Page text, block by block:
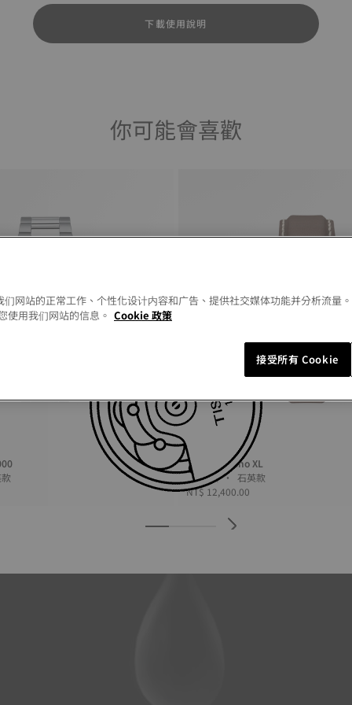
下載使用說明
你可能會喜歡
英款
Tissot Chrono XL
45 毫米 • 石英款
NT$ 12,400.00
网站的正常工作、个性化设计内容和广告、提供社交媒体功能并分析流量
使用我们网站的信息。 Cookie 政策
接受所有 Cookie